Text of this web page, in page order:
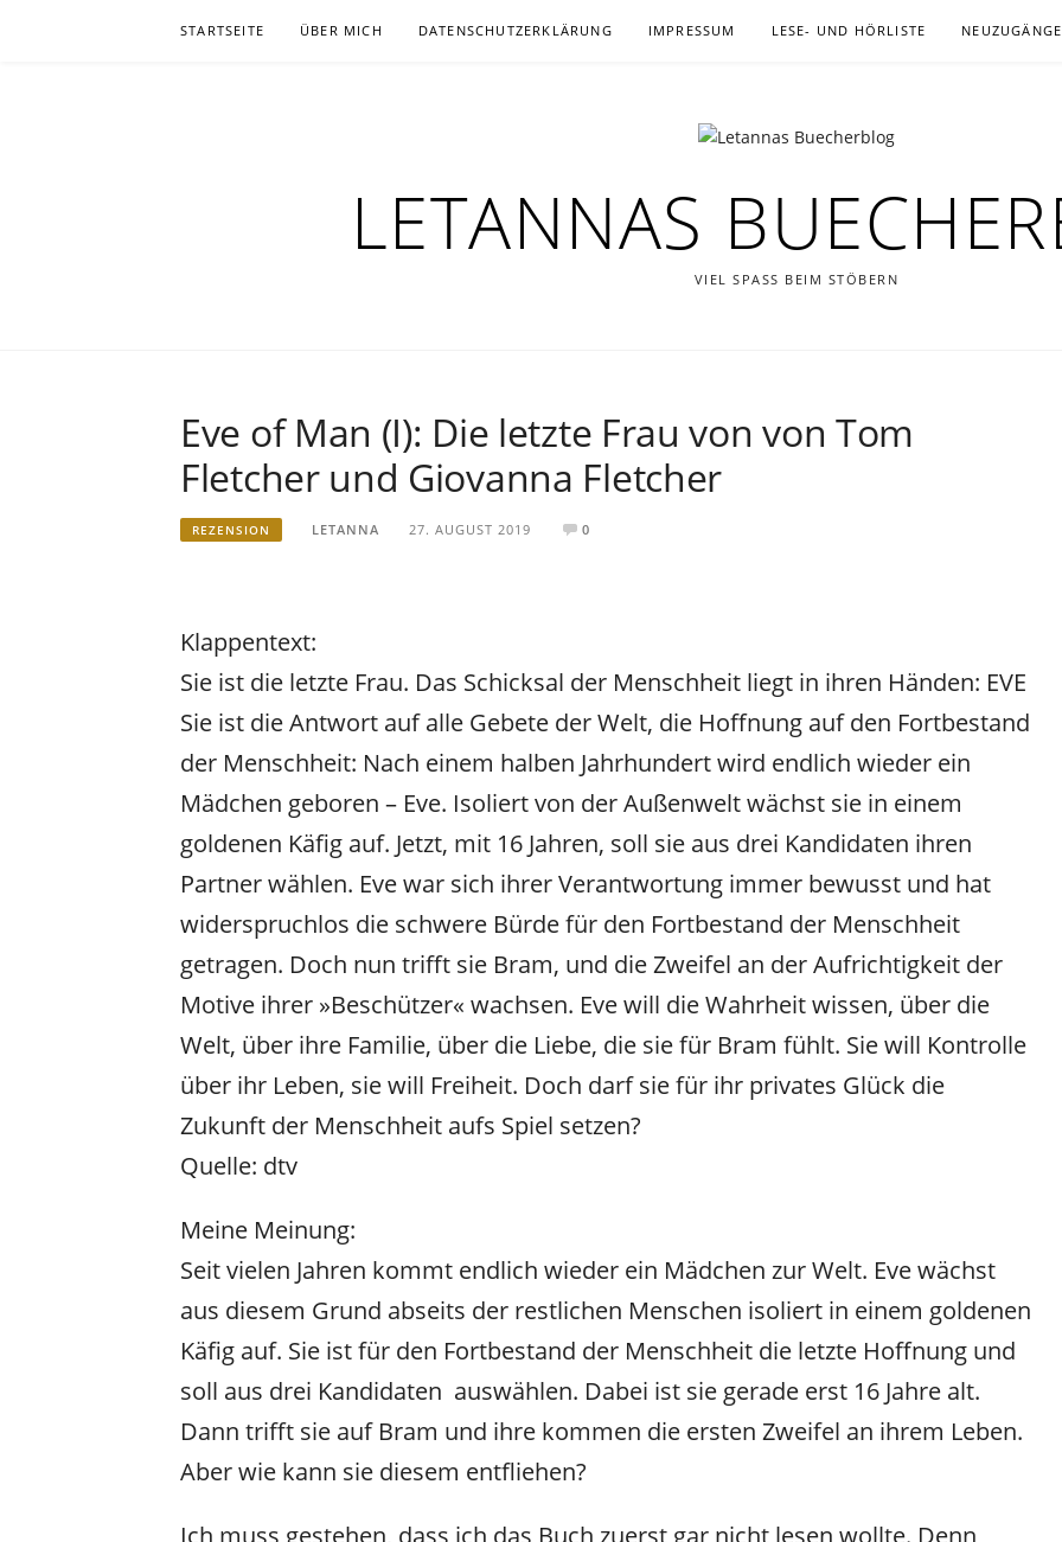
STARTSEITE ÜBER MICH DATENSCHUTZERKLÄRUNG IMPRESSUM LESE- UND HÖRLISTE NEUZUGÄNGE
LETANNAS
VIEL SPASS BEIM STÖBERN
Eve of Man (I): Die letzte Frau von von Tom
Fletcher und Giovanna Fletcher
REZENSION LETANNA 27. AUGUST 2019 0
Klappentext:
Sie ist die letzte Frau. Das Schicksal der Menschheit liegt in ihren Händen: EVE
Sie ist die Antwort auf alle Gebete der Welt, die Hoffnung auf den Fortbestand
der Menschheit: Nach einem halben Jahrhundert wird endlich wieder ein
Mädchen geboren – Eve. Isoliert von der Außenwelt wächst sie in einem
goldenen Käfig auf. Jetzt, mit 16 Jahren, soll sie aus drei Kandidaten ihren
Partner wählen. Eve war sich ihrer Verantwortung immer bewusst und hat
widerspruchlos die schwere Bürde für den Fortbestand der Menschheit
getragen. Doch nun trifft sie Bram, und die Zweifel an der Aufrichtigkeit der
Motive ihrer »Beschützer« wachsen. Eve will die Wahrheit wissen, über die
Welt, über ihre Familie, über die Liebe, die sie für Bram fühlt. Sie will Kontrolle
über ihr Leben, sie will Freiheit. Doch darf sie für ihr privates Glück die
Zukunft der Menschheit aufs Spiel setzen?
Quelle: dtv
Meine Meinung:
Seit vielen Jahren kommt endlich wieder ein Mädchen zur Welt. Eve wächst
aus diesem Grund abseits der restlichen Menschen isoliert in einem goldenen
Käfig auf. Sie ist für den Fortbestand der Menschheit die letzte Hoffnung und
soll aus drei Kandidaten auswählen. Dabei ist sie gerade erst 16 Jahre alt.
Dann trifft sie auf Bram und ihre kommen die ersten Zweifel an ihrem Leben.
Aber wie kann sie diesem entfliehen?
Ich muss gestehen, dass ich das Buch zuerst gar nicht lesen wollte. Denn